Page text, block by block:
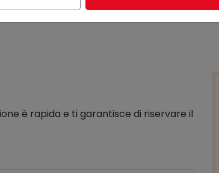
è rapida e ti garantisce di riservare il